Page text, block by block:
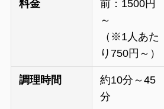
料金
前：1500円
～
（※1人あた
り750円～）
調理時間
約10分～45
分